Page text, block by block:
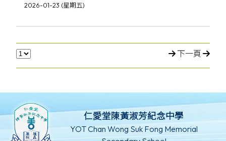
2026-01-23 (星期五)
下一頁
仁愛堂陳黃淑芳紀念中學
YOT Chan Wong Suk Fong Memorial